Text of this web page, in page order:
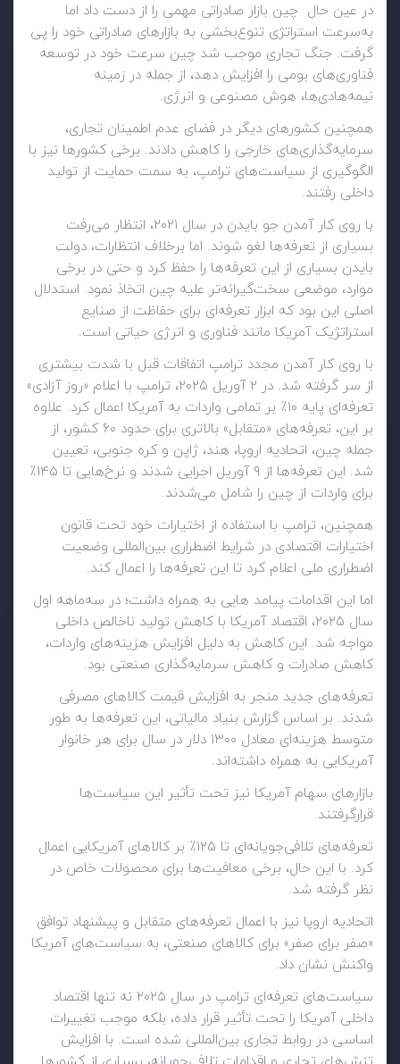
در عین حال چین بازار صادراتی مهمی را از دست داد اما
به‌سرعت استراتژی تنوع‌بخشی به بازارهای صادراتی خود را پی
گرفت. جنگ تجاری موجب شد چین سرعت خود در توسعه
فناوری‌های بومی را افزایش دهد، از جمله در زمینه
نیمه‌هادی‌ها، هوش مصنوعی و انرژی.
همچنین کشورهای دیگر در فضای عدم اطمینان تجاری،
سرمایه‌گذاری‌های خارجی را کاهش دادند. برخی کشورها نیز با
الگوگیری از سیاست‌های ترامپ، به سمت حمایت از تولید
داخلی رفتند.
با روی کار آمدن جو بایدن در سال ۲۰۲۱، انتظار می‌رفت
بسیاری از تعرفه‌ها لغو شوند. اما برخلاف انتظارات، دولت
بایدن بسیاری از این تعرفه‌ها را حفظ کرد و حتی در برخی
موارد، موضعی سخت‌گیرانه‌تر علیه چین اتخاذ نمود. استدلال
اصلی این بود که ابزار تعرفه‌ای برای حفاظت از صنایع
استراتژیک آمریکا مانند فناوری و انرژی حیاتی است.
با روی کار آمدن مجدد ترامپ اتفاقات قبل با شدت بیشتری
از سر گرفته شد. در ۲ آوریل ۲۰۲۵، ترامپ با اعلام «روز آزادی»
تعرفه‌ای پایه ۱۰٪ بر تمامی واردات به آمریکا اعمال کرد. علاوه
بر این، تعرفه‌های «متقابل» بالاتری برای حدود ۶۰ کشور، از
جمله چین، اتحادیه اروپا، هند، ژاپن و کره جنوبی، تعیین
شد. این تعرفه‌ها از ۹ آوریل اجرایی شدند و نرخ‌هایی تا ۱۴۵٪
برای واردات از چین را شامل می‌شدند.
همچنین، ترامپ با استفاده از اختیارات خود تحت قانون
اختیارات اقتصادی در شرایط اضطراری بین‌المللی وضعیت
اضطراری ملی اعلام کرد تا این تعرفه‌ها را اعمال کند.
اما این اقدامات پیامد هایی به همراه داشت؛ در سه‌ماهه اول
سال ۲۰۲۵، اقتصاد آمریکا با کاهش تولید ناخالص داخلی
مواجه شد. این کاهش به دلیل افزایش هزینه‌های واردات،
کاهش صادرات و کاهش سرمایه‌گذاری صنعتی بود.
تعرفه‌های جدید منجر به افزایش قیمت کالاهای مصرفی
شدند. بر اساس گزارش بنیاد مالیاتی، این تعرفه‌ها به طور
متوسط هزینه‌ای معادل ۱۳۰۰ دلار در سال برای هر خانوار
آمریکایی به همراه داشته‌اند.
بازارهای سهام آمریکا نیز تحت تأثیر این سیاست‌ها
قرارگرفتند.
تعرفه‌های تلافی‌جویانه‌ای تا ۱۲۵٪ بر کالاهای آمریکایی اعمال
کرد. با این حال، برخی معافیت‌ها برای محصولات خاص در
نظر گرفته شد.
اتحادیه اروپا نیز با اعمال تعرفه‌های متقابل و پیشنهاد توافق
«صفر برای صفر» برای کالاهای صنعتی، به سیاست‌های آمریکا
واکنش نشان داد.
سیاست‌های تعرفه‌ای ترامپ در سال ۲۰۲۵ نه تنها اقتصاد
داخلی آمریکا را تحت تأثیر قرار داده، بلکه موجب تغییرات
اساسی در روابط تجاری بین‌المللی شده است. با افزایش